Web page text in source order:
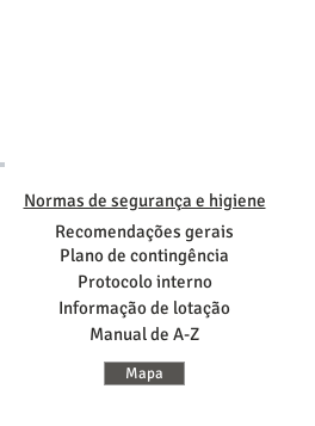
Mapa
Normas de segurança e higiene
Recomendações gerais
Plano de contingência
Protocolo interno
Informação de lotação
Manual de A-Z